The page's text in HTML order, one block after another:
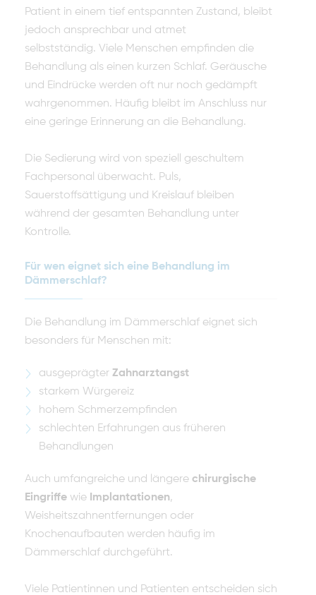
Patient in einem tief entspannten Zustand, bleibt
jedoch ansprechbar und atmet
selbstständig. Viele Menschen empfinden die
Behandlung als einen kurzen Schlaf. Geräusche
und Eindrücke werden oft nur noch gedämpft
wahrgenommen. Häufig bleibt im Anschluss nur
eine geringe Erinnerung an die Behandlung.
Die Sedierung wird von speziell geschultem
Fachpersonal überwacht. Puls,
Sauerstoffsättigung und Kreislauf bleiben
während der gesamten Behandlung unter
Kontrolle.
Für wen eignet sich eine Behandlung im
Dämmerschlaf?
Die Behandlung im Dämmerschlaf eignet sich
besonders für Menschen mit:
ausgeprägter Zahnarztangst
starkem Würgereiz
hohem Schmerzempfinden
schlechten Erfahrungen aus früheren
Behandlungen
Auch umfangreiche und längere chirurgische
Eingriffe wie Implantationen,
Weisheitszahnentfernungen oder
Knochenaufbauten werden häufig im
Dämmerschlaf durchgeführt.
Viele Patientinnen und Patienten entscheiden sich